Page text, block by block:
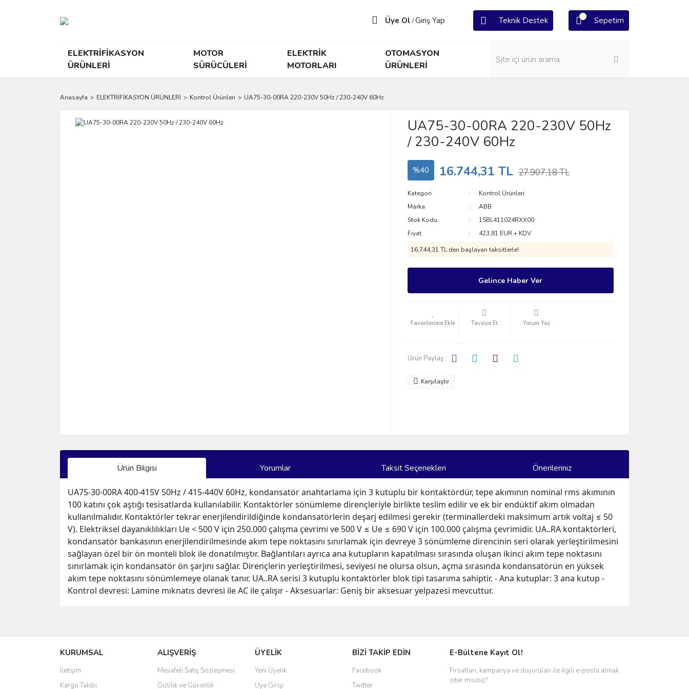
Üye Ol /Giriş Yap Teknik Destek Sepetim
ELEKTRİFİKASYON
ÜRÜNLERİ
MOTOR
SÜRÜCÜLERİ
ELEKTRİK
MOTORLARI
OTOMASYON
ÜRÜNLERİ
Anasayfa ELEKTRİFİKASYON ÜRÜNLERİ Kontrol Ürünleri UA75-30-00RA 220-230V 50Hz / 230-240V 60Hz
UA75-30-00RA 220-230V 50Hz
/ 230-240V 60Hz
%40 16.744,31 TL 27.907,18 TL
Kategori
Kontrol Ürünleri
Marka
ABB
Stok Kodu
1SBL411024RXX00
Fiyat
423,81 EUR + KDV
16.744,31 TL den başlayan taksitlerle!
Gelince Haber Ver
Tavsiye Et Yorum Yaz
Ürün Paylaş :
Karşılaştır
Ürün Bilgisi Yorumlar Taksit Seçenekleri Önerileriniz
UA75-30-00RA 400-415V 50Hz / 415-440V 60Hz, kondansatör anahtarlama için 3 kutuplu bir kontaktördür, tepe akımının nominal rms akımının
100 katını çok aştığı tesisatlarda kullanılabilir. Kontaktörler sönümleme dirençleriyle birlikte teslim edilir ve ek bir endüktif akım olmadan
kullanılmalıdır. Kontaktörler tekrar enerjilendirildiğinde kondansatörlerin deşarj edilmesi gerekir (terminallerdeki maksimum artık voltaj ≤ 50
V). Elektriksel dayanıklılıkları Ue < 500 V için 250.000 çalışma çevrimi ve 500 V ≤ Ue ≤ 690 V için 100.000 çalışma çevrimidir. UA..RA kontaktörleri,
kondansatör bankasının enerjilendirilmesinde akım tepe noktasını sınırlamak için devreye 3 sönümleme direncinin seri olarak yerleştirilmesini
sağlayan özel bir ön monteli blok ile donatılmıştır. Bağlantıları ayrıca ana kutupların kapatılması sırasında oluşan ikinci akım tepe noktasını
sınırlamak için kondansatör ön şarjını sağlar. Dirençlerin yerleştirilmesi, seviyesi ne olursa olsun, açma sırasında kondansatörün en yüksek
akım tepe noktasını sönümlemeye olanak tanır. UA..RA serisi 3 kutuplu kontaktörler blok tipi tasarıma sahiptir. - Ana kutuplar: 3 ana kutup -
Kontrol devresi: Lamine mıknatıs devresi ile AC ile çalışır - Aksesuarlar: Geniş bir aksesuar yelpazesi mevcuttur.
Ürün resmi kalitesiz, bozuk veya görüntülenemiyor.
Ürün açıklamasında eksik bilgiler bulunuyor.
Ürün bilgilerinde hatalar bulunuyor.
KURUMSAL
İletişim
Kargo Takibi
ALIŞVERİŞ
Mesafeli Satış Sözleşmesi
Gizlilik ve Güvenlik
ÜYELİK
Yeni Üyelik
Üye Girişi
BİZİ TAKİP EDİN
Facebook
Twitter
E-Bültene Kayıt Ol!
Fırsatları, kampanya ve duyuruları ile ilgili e-posta almak
ister misiniz?